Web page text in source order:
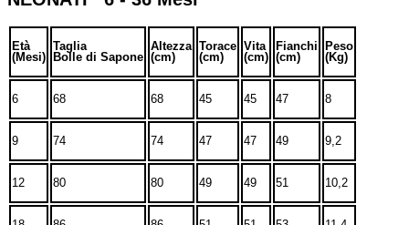
Età
(Mesi)
Taglia
Bolle di Sapone
Altezza
(cm)
Torace
(cm)
Vita
(cm)
Fianchi
(cm)
Peso
(Kg)
6 68 68 45 45 47 8
9 74 74 47 47 49 9,2
12 80 80 49 49 51 10,2